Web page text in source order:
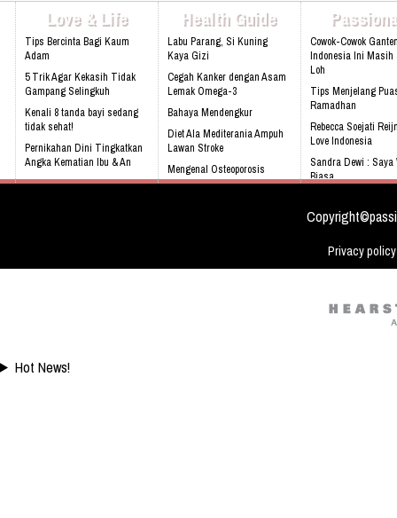
Selatan â€“ Bogor 16810 Telp:
515 26 Website: www.shti.sch.id
Love & Life
Tips Bercinta Bagi Kaum
Adam
5 Trik Agar Kekasih Tidak
Gampang Selingkuh
Kenali 8 tanda bayi sedang
tidak sehat!
Pernikahan Dini Tingkatkan
Angka Kematian Ibu & An
Sering Mengalami Mimpi
Health Guide
Labu Parang, Si Kuning
Kaya Gizi
Cegah Kanker dengan Asam
Lemak Omega-3
Bahaya Mendengkur
Diet Ala Mediterania Ampuh
Lawan Stroke
Mengenal Osteoporosis
sejak dini
Cowok-Cowok
Indonesia Ini Masih
Loh
Tips Menjelang
Ramadhan
Rebecca Soejati
Love Indonesia
Sandra Dewi : Saya
Biasa
Dan Praktis
Privacy policy
Hot News!